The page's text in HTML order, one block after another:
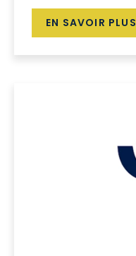
EN SAVOIR PLUS